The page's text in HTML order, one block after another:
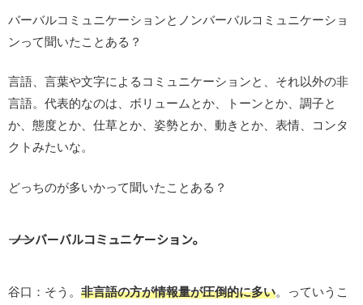
バーバルコミュニケーションとノンバーバルコミュニケーショ
ンって聞いたことある？
言語、言葉や文字によるコミュニケーションと、それ以外の非
言語。代表的なのは、ボリュームとか、トーンとか、調子と
か、態度とか、仕草とか、姿勢とか、動きとか、表情、コンタ
クトみたいな。
どっちのが多いかって聞いたことある？
―― ノンバーバルコミュニケーション。
谷口：そう。 非言語の方が情報量が圧倒的に多い。っていうこ